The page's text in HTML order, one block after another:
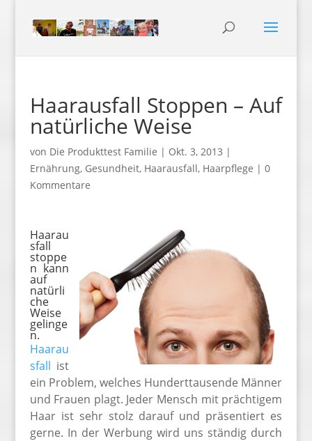
Haarausfall Stoppen – Auf
natürliche Weise
von Die Produkttest Familie | Okt. 3, 2013 |
Ernährung, Gesundheit, Haarausfall, Haarpflege | 0
Kommentare
Haarau
sfall
stoppe
n kann
auf
natürli
che
Weise
gelinge
n.
Haarau
sfall ist
ein Problem, welches Hunderttausende Männer
und Frauen plagt. Jeder Mensch mit prächtigem
Haar ist sehr stolz darauf und präsentiert es
gerne. In der Werbung wird uns ständig durch